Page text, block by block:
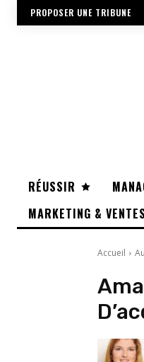
PROPOSER UNE TRIBUNE
RÉUSSIR
MARKETING & VENTES
Accueil